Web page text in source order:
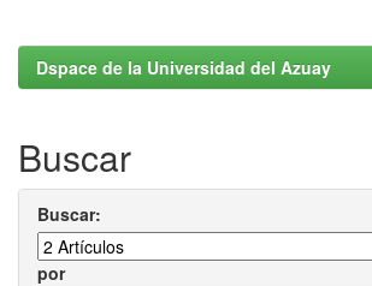
Dspace de la Universidad del Azuay
Buscar
Buscar:
por